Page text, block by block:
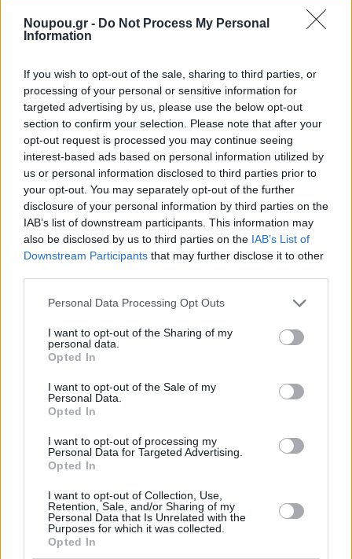
Noupou.gr - Do Not Process My Personal
Information
If you wish to opt-out of the sale, sharing to third parties, or
processing of your personal or sensitive information for
targeted advertising by us, please use the below opt-out
section to confirm your selection. Please note that after your
opt-out request is processed you may continue seeing
interest-based ads based on personal information utilized by
us or personal information disclosed to third parties prior to
your opt-out. You may separately opt-out of the further
disclosure of your personal information by third parties on the
IAB’s list of downstream participants. This information may
also be disclosed by us to third parties on the IAB’s List of
Downstream Participants that may further disclose it to other
Please note that this website/app uses one or more Google
not limited to your visit or usage behaviour. You may click to
grant or deny consent to Google and its third-party tags to
use your data for below specified purposes in below Google
consent section.
Personal Data Processing Opt Outs
I want to opt-out of the Sharing of my
personal data.
Opted In
I want to opt-out of the Sale of my
Personal Data.
Opted In
I want to opt-out of processing my
Personal Data for Targeted Advertising.
Opted In
I want to opt-out of Collection, Use,
Retention, Sale, and/or Sharing of my
Personal Data that Is Unrelated with the
Purposes for which it was collected.
Opted In
πραγματοποιηθούν τα Rapid Tests την Κυριακή